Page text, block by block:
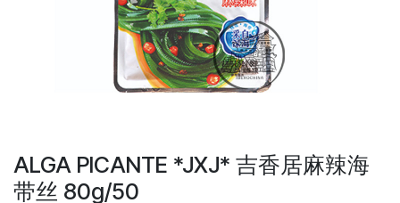
ALGA PICANTE *JXJ* 吉香居麻辣海
带丝 80g/50